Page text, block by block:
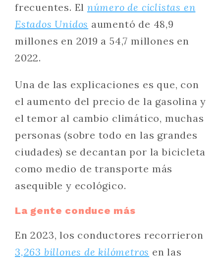
frecuentes. El número de ciclistas en
Estados Unidos aumentó de 48,9
millones en 2019 a 54,7 millones en
2022.
Una de las explicaciones es que, con
el aumento del precio de la gasolina y
el temor al cambio climático, muchas
personas (sobre todo en las grandes
ciudades) se decantan por la bicicleta
como medio de transporte más
asequible y ecológico.
La gente conduce más
En 2023, los conductores recorrieron
3,263 billones de kilómetros en las